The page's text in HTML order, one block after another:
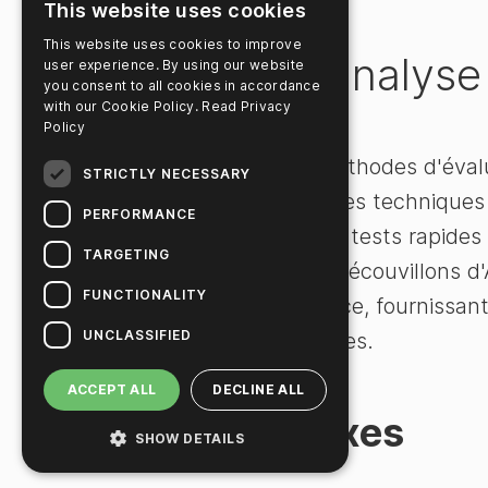
Vidéo de démonstration
Méthodes
Cette vidéo explore les méthodes
alimentaire. Elle compare les
tandem et la PCR avec les tests
de protéines totales et les écouvillons
sensibilité et la performance,
du nettoyage des allergènes.
Vidéos connexes
This website uses cookies
This website uses cookies to improve
user experience. By using our website
you consent to all cookies in accordance
with our Cookie Policy. Read Privacy
Policy
STRICTLY NECESSARY
PERFORMANCE
TARGETING
FUNCTIONALITY
UNCLASSIFIED
ACCEPT ALL DECLINE ALL
SHOW DETAILS